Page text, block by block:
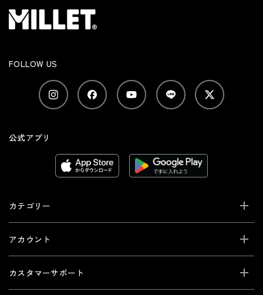
FOLLOW US
公式アプリ
カテゴリー
アカウント
カスタマーサポート